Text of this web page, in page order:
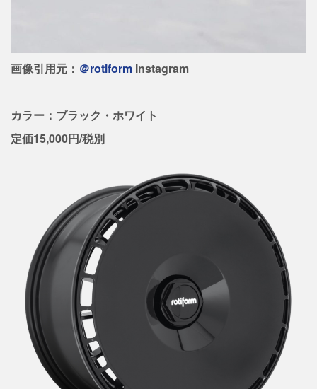
画像引用元： ＠rotiform Instagram
カラー：ブラック・ホワイト
定価15,000円/税別